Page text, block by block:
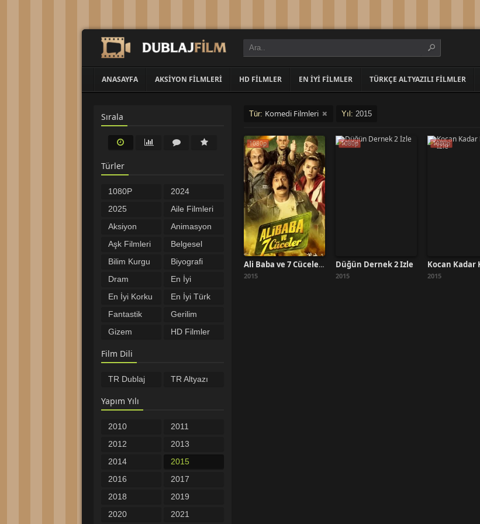
ANASAYFA AKSIYON FILMLERI HD FILMLER EN İYI FILMLER TÜRKÇE ALTYAZILI FILMLER
Sırala
Türler
1080P
Filmler
2024
Filmleri
2025
Filmleri
Aile Filmleri
Aksiyon
Filmleri
Animasyon
Filmleri
Aşk Filmleri
Belgesel
Bilim Kurgu
Filmleri
Biyografi
Filmleri
Dram
Filmleri
En İyi
Filmler
En İyi Korku
Filmleri
En İyi Türk
Filmleri
Fantastik
Filmler
Gerilim
Filmleri
Gizem
HD Filmler
Komedi
Filmleri
Filmleri
Filmler
Savaş
Filmleri
Spor
Tarih
Filmler
Filmler
Film Dili
TR Dublaj TR Altyazı
Yapım Yılı
2010
Öncesi
2011
2012
2013
2014
2015
2016
2017
2018
2019
2020
2021
Tür: Komedi Filmleri Yıl: 2015
1080p
Ali Baba ve 7 Cüceler İzle
2015
1080p
Düğün Dernek 2 İzle
2015
1080p
2015